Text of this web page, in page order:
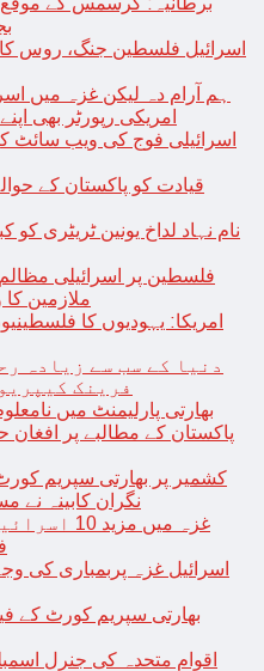
اسرائیل فلسطین جنگ، روس کا
ہم آرام دہ لیکن غزہ میں
امریکی رپورٹر بھی
اسرائیلی فوج کی ویب سائٹ
نام نہاد لداخ یونین ٹریٹری
فلسطین پر اسرائیلی
ملازمین
امریکا: یہودیوں کا
دنیا کے سب سے زیادہ
فرینک
بھارتی پارلیمنٹ میں
پاکستان کے مطالبے پر
کشمیر پر بھارتی سپریم
نگران کابینہ نے
اسرائیل غزہ پربمباری کی
بھارتی سپریم کورٹ کے
اقوام متحدہ کی جنرل